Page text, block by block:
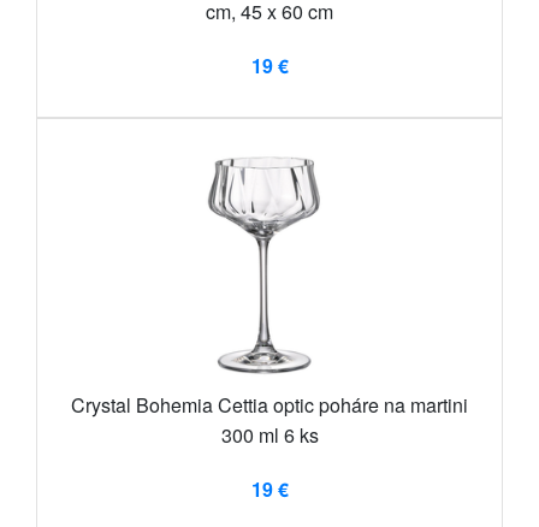
cm, 45 x 60 cm
19 €
Crystal Bohemia Cettia optic poháre na martini
300 ml 6 ks
19 €